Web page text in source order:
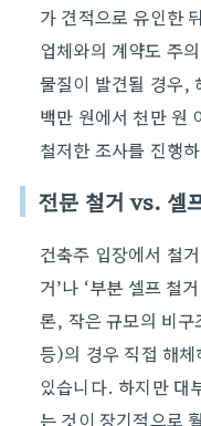
가 견적으로 유인한
업체와의 계약도 주
물질이 발견될 경우,
백만 원에서 천만 원
철저한 조사를 진행
전문 철거 vs. 셀
건축주 입장에서 철
거’나 ‘부분 셀프 철
론, 작은 규모의 비
등)의 경우 직접 해
있습니다. 하지만 대
는 것이 장기적으로